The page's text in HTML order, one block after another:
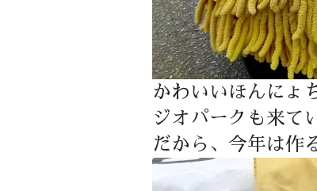
かわいいほんにょ
ジオパークも来て
だから、今年は作